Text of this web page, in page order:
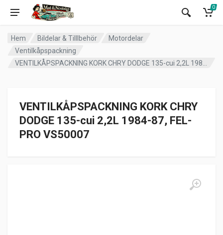
0
Hem Bildelar & Tilllbehör
Motordelar
Ventilkåpspackning
VENTILKÅPSPACKNING KORK CHRY
DODGE 135-cui 2,2L 1984-87, FEL-
PRO VS50007